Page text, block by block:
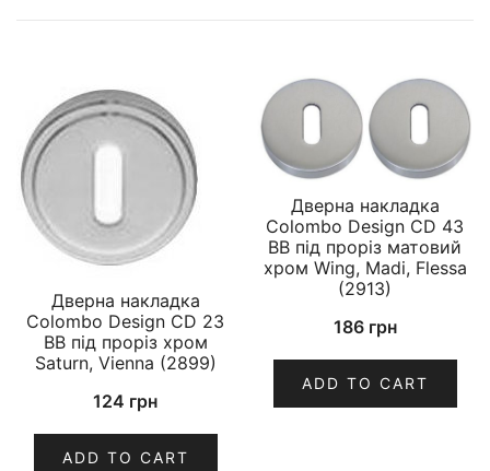
Дверна накладка
Colombo Design CD 23
BB під проріз хром
Saturn, Vienna (2899)
124 грн
ADD TO CART
Дверна накладка
Colombo Design CD 43
BB під проріз матовий
хром Wing, Madi, Flessa
(2913)
186 грн
ADD TO CART